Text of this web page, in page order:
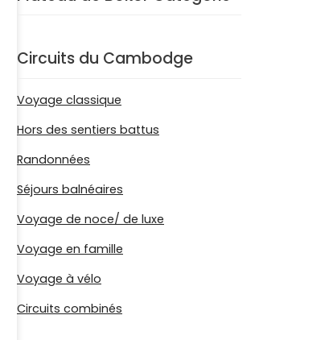
Circuits du Cambodge
Voyage classique
Hors des sentiers battus
Randonnées
Séjours balnéaires
Voyage de noce/ de luxe
Voyage en famille
Voyage à vélo
Circuits combinés